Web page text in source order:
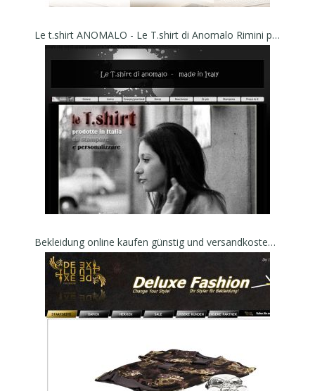
Le t.shirt ANOMALO - Le T.shirt di Anomalo Rimini prodotte in Italia
Bekleidung online kaufen günstig und versandkostenfrei